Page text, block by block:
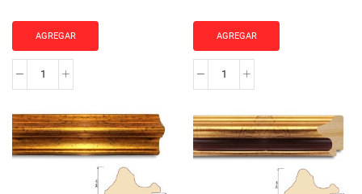
AGREGAR
MOLDURA
1166
cantidad
AGREGAR
MOLDURA
2059
cantidad